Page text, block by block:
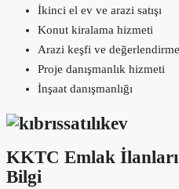
İkinci el ev ve arazi satışı
Konut kiralama hizmeti
Arazi keşfi ve
Proje danışmanlık hizmeti
İnşaat danışmanlığı
KKTC Emlak
Bilgi